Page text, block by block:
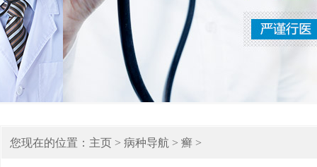
您现在的位置： 主页 > 病种导航 > 癣 >